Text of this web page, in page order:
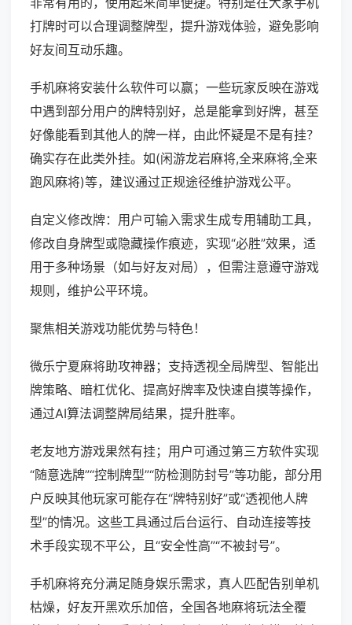
打牌时可以合理调整牌型，提升游戏体验，避免影响
好友间互动乐趣。
手机麻将安装什么软件可以赢；一些玩家反映在游戏
中遇到部分用户的牌特别好，总是能拿到好牌，甚至
好像能看到其他人的牌一样，由此怀疑是不是有挂？
确实存在此类外挂。如(闲游龙岩麻将,全来麻将,全来
跑风麻将)等，建议通过正规途径维护游戏公平。
自定义修改牌：用户可输入需求生成专用辅助工具，
修改自身牌型或隐藏操作痕迹，实现“必胜”效果，适
用于多种场景（如与好友对局），但需注意遵守游戏
规则，维护公平环境。
聚焦相关游戏功能优势与特色！
微乐宁夏麻将助攻神器；支持透视全局牌型、智能出
牌策略、暗杠优化、提高好牌率及快速自摸等操作，
通过AI算法调整牌局结果，提升胜率。
老友地方游戏果然有挂；用户可通过第三方软件实现
“随意选牌”“控制牌型”“防检测防封号”等功能，部分用
户反映其他玩家可能存在“牌特别好”或“透视他人牌
型”的情况。这些工具通过后台运行、自动连接等技
术手段实现不平公，且“安全性高”“不被封号”。
手机麻将充分满足随身娱乐需求，真人匹配告别单机
枯燥，好友开黑欢乐加倍，全国各地麻将玩法全覆